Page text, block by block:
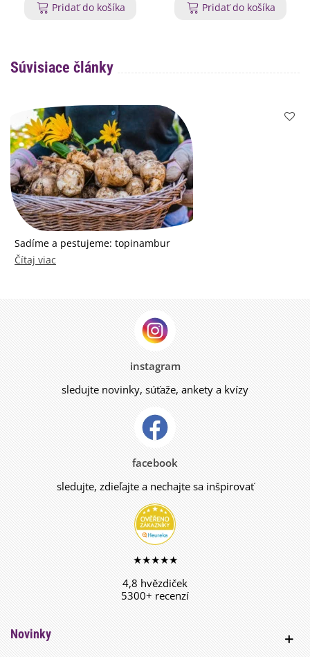
Pridať do košíka
Pridať do košíka
Súvisiace články
Sadíme a pestujeme: topinambur
Čítaj viac
instagram
sledujte novinky, súťaže, ankety a kvízy
facebook
sledujte, zdieľajte a nechajte sa inšpirovať
★★★★★
4,8 hvězdiček
5300+ recenzí
Novinky